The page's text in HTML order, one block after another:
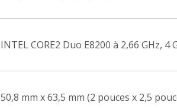
INTEL CORE2 Duo E8200 à 2,66 GHz,
50,8 mm x 63,5 mm (2 pouces x 2,5